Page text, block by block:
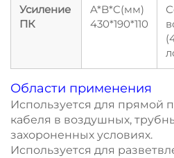
Усиление
ПК
A*B*C(мм)
430*190*110
Области применения
Используется для прямой
кабеля в воздушных,
захороненных условиях.
Используется для